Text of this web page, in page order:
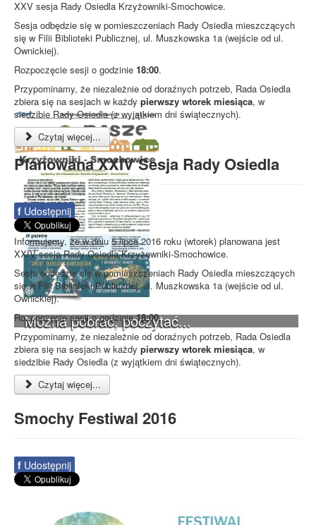
Można pobrać, poczytać...
XXV sesja Rady Osiedla Krzyżowniki-Smochowice.
Sesja odbędzie się w pomieszczeniach Rady Osiedla mieszczących
się w Filii Biblioteki Publicznej, ul. Muszkowska 1a (wejście od ul.
Ownickiej).
Rozpoczęcie sesji o godzinie 18:00.
Przypominamy, że niezależnie od doraźnych potrzeb, Rada Osiedla
zbiera się na sesjach w każdy pierwszy wtorek miesiąca, w
siedzibie Rady Osiedla (z wyjątkiem dni świątecznych).
Czytaj więcej...
Planowana XXIV Sesja Rady Osiedla
f Udostępnij
Informujemy, że w dniu 5 lipca 2016 roku (wtorek) planowana jest
XXIV sesja Rady Osiedla Krzyżowniki-Smochowice.
Sesja odbędzie się w pomieszczeniach Rady Osiedla mieszczących
się w Filii Biblioteki Publicznej, ul. Muszkowska 1a (wejście od ul.
Ownickiej).
Rozpoczęcie sesji o godzinie18:00.
Przypominamy, że niezależnie od doraźnych potrzeb, Rada Osiedla
zbiera się na sesjach w każdy pierwszy wtorek miesiąca, w
siedzibie Rady Osiedla (z wyjątkiem dni świątecznych).
Czytaj więcej...
Smochy Festiwal 2016
f Udostępnij